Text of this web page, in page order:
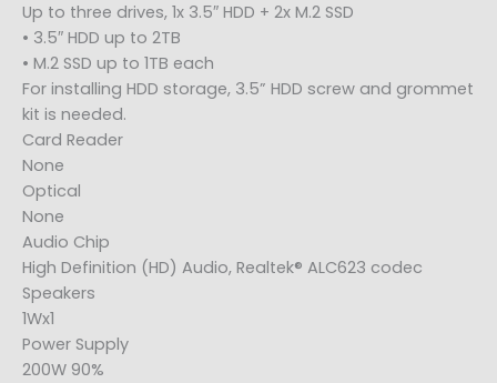
Up to three drives, 1x 3.5″ HDD + 2x M.2 SSD
• 3.5″ HDD up to 2TB
• M.2 SSD up to 1TB each
For installing HDD storage, 3.5” HDD screw and grommet
kit is needed.
Card Reader
None
Optical
None
Audio Chip
High Definition (HD) Audio, Realtek® ALC623 codec
Speakers
1Wx1
Power Supply
200W 90%